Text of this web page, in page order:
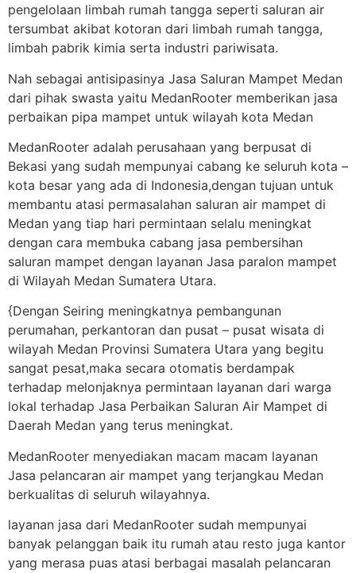
pengelolaan limbah rumah tangga seperti saluran air
tersumbat akibat kotoran dari limbah rumah tangga,
limbah pabrik kimia serta industri pariwisata.
Nah sebagai antisipasinya Jasa Saluran Mampet Medan
dari pihak swasta yaitu MedanRooter memberikan jasa
perbaikan pipa mampet untuk wilayah kota Medan
MedanRooter adalah perusahaan yang berpusat di
Bekasi yang sudah mempunyai cabang ke seluruh kota –
kota besar yang ada di Indonesia,dengan tujuan untuk
membantu atasi permasalahan saluran air mampet di
Medan yang tiap hari permintaan selalu meningkat
dengan cara membuka cabang jasa pembersihan
saluran mampet dengan layanan Jasa paralon mampet
di Wilayah Medan Sumatera Utara.
{Dengan Seiring meningkatnya pembangunan
perumahan, perkantoran dan pusat – pusat wisata di
wilayah Medan Provinsi Sumatera Utara yang begitu
sangat pesat,maka secara otomatis berdampak
terhadap melonjaknya permintaan layanan dari warga
lokal terhadap Jasa Perbaikan Saluran Air Mampet di
Daerah Medan yang terus meningkat.
MedanRooter menyediakan macam macam layanan
Jasa pelancaran air mampet yang terjangkau Medan
berkualitas di seluruh wilayahnya.
layanan jasa dari MedanRooter sudah mempunyai
banyak pelanggan baik itu rumah atau resto juga kantor
yang merasa puas atasi berbagai masalah pelancaran